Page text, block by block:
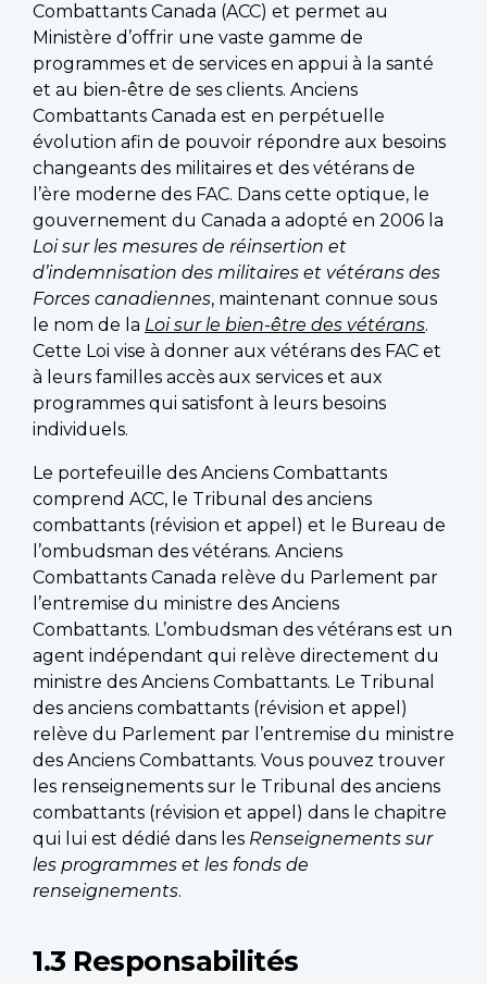
Combattants Canada (ACC) et permet au
Ministère d’offrir une vaste gamme de
programmes et de services en appui à la santé
et au bien-être de ses clients. Anciens
Combattants Canada est en perpétuelle
évolution afin de pouvoir répondre aux besoins
changeants des militaires et des vétérans de
l’ère moderne des FAC. Dans cette optique, le
gouvernement du Canada a adopté en 2006 la
Loi sur les mesures de réinsertion et
d’indemnisation des militaires et vétérans des
Forces canadiennes, maintenant connue sous
le nom de la Loi sur le bien-être des vétérans.
Cette Loi vise à donner aux vétérans des FAC et
à leurs familles accès aux services et aux
programmes qui satisfont à leurs besoins
individuels.
Le portefeuille des Anciens Combattants
comprend ACC, le Tribunal des anciens
combattants (révision et appel) et le Bureau de
l’ombudsman des vétérans. Anciens
Combattants Canada relève du Parlement par
l’entremise du ministre des Anciens
Combattants. L’ombudsman des vétérans est un
agent indépendant qui relève directement du
ministre des Anciens Combattants. Le Tribunal
des anciens combattants (révision et appel)
relève du Parlement par l’entremise du ministre
des Anciens Combattants. Vous pouvez trouver
les renseignements sur le Tribunal des anciens
combattants (révision et appel) dans le chapitre
qui lui est dédié dans les Renseignements sur
les programmes et les fonds de
renseignements.
1.3 Responsabilités